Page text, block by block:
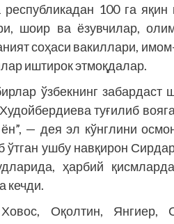
100 га
шоир ва ёзувчилар,
соҳаси вакиллари,
иштирок этмоқдалар.
ўзбекнинг забардаст
туғилиб
— дея эл кўнглини
ушбу навқирон
ҳарбий
кечди.
Ховос, Оқолтин, Янгиер,